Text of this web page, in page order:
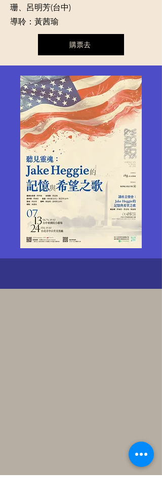
珊、呂明芳(台中)
​導聆：黃茜瑜
購票去